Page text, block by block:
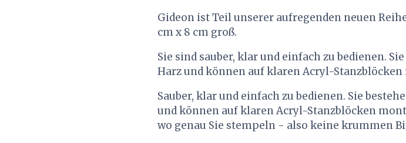
Gideon ist Teil unserer aufregenden neuen
cm x 8 cm groß.
Sie sind sauber, klar und einfach zu bedienen.
Harz und können auf klaren Acryl-
Sauber, klar und einfach zu bedienen. Sie
und können auf klaren Acryl-Stanzblöcken
wo genau Sie stempeln - also keine krummen